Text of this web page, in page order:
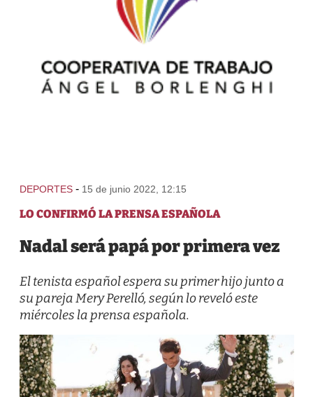
DEPORTES - 15 de junio 2022, 12:15
LO CONFIRMÓ LA PRENSA ESPAÑOLA
Nadal será papá por primera vez
El tenista español espera su primer hijo junto a
su pareja Mery Perelló, según lo reveló este
miércoles la prensa española.